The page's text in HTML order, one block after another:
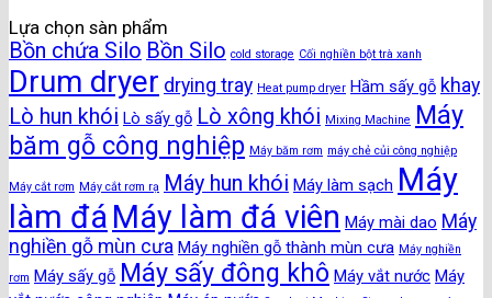
Lựa chọn sàn phẩm
Bồn chứa Silo Bồn Silo cold storage Cối nghiền bột trà xanh
Drum dryer drying tray Heat pump dryer Hầm sấy gỗ khay
Lò hun khói Lò sấy gỗ Lò xông khói Mixing Machine Máy
băm gỗ công nghiệp Máy băm rơm máy chẻ củi công nghiệp
Máy cắt rơm Máy cắt rơm rạ Máy hun khói Máy làm sạch Máy
làm đá Máy làm đá viên Máy mài dao Máy
nghiền gỗ mùn cưa Máy nghiền gỗ thành mùn cưa Máy nghiền
rơm Máy sấy gỗ Máy sấy đông khô Máy vắt nước Máy